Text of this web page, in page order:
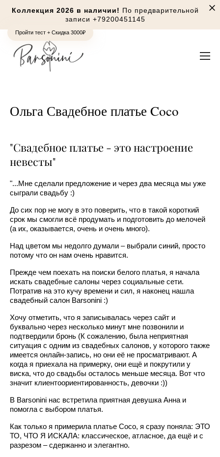
Пройти тест + Скидка 3000₽
Коллекция 2026 в наличии! По предварительной
записи +79200451145
Ольга Свадебное платье Coco
"Свадебное платье - это настроение
невесты"
"...Мне сделали предложение и через два месяца мы уже
сыграли свадьбу :)
До сих пор не могу в это поверить, что в такой короткий
срок мы смогли всё продумать и подготовить до мелочей
(а их, оказывается, очень и очень много).
Над цветом мы недолго думали – выбрали синий, просто
потому что он нам очень нравится.
Прежде чем поехать на поиски белого платья, я начала
искать свадебные салоны через социальные сети.
Потратив на это кучу времени и сил, я наконец нашла
свадебный салон Barsonini :)
Хочу отметить, что я записывалась через сайт и
буквально через несколько минут мне позвонили и
подтвердили бронь (К сожалению, была неприятная
ситуация с одним из свадебных салонов, у которого также
имеется онлайн-запись, но они её не просматривают. А
когда я приехала на примерку, они ещё и покрутили у
виска, что до свадьбы осталось меньше месяца. Вот что
значит клиентоориентированность, девочки :))
В Barsonini нас встретила приятная девушка Анна и
помогла с выбором платья.
Как только я примерила платье Coco, я сразу поняла: ЭТО
ТО, ЧТО Я ИСКАЛА: классическое, атласное, да ещё и с
разрезом – сдержанно и элегантно.